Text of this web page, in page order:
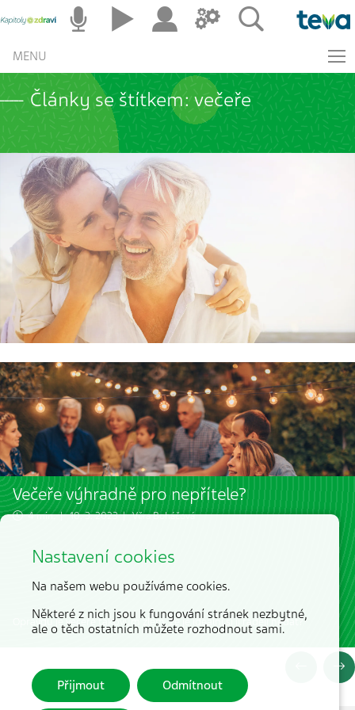
MENU
Články se štítkem: večeře
Večeře výhradně pro nepřítele?
4 min. | 10. 3. 2023 |Věra Boháčová
Opravdu je večeře takovým zlem, že je ideální si ji raději nedat?
Nastavení cookies
Na našem webu používáme cookies.
Některé z nich jsou k fungování stránek nezbytné,
ale o těch ostatních můžete rozhodnout sami.
Přijmout Odmítnout